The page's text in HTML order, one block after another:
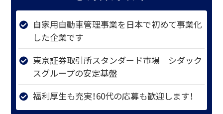
自家用自動車管理事業を日本で初めて事業化
した企業です
東京証券取引所スタンダード市場 シダック
スグループの安定基盤
福利厚生も充実！60代の応募も歓迎します！